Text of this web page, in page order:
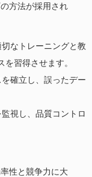
方法が採用され
なトレーニングと教
習得させます。
確立し、誤ったデー
視し、品質コントロ
性と競争力に大